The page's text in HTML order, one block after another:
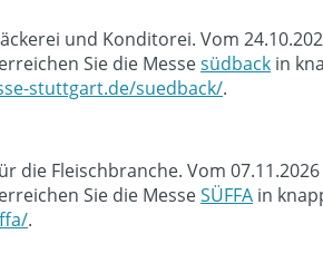
und Konditorei. Vom
Sie die Messesüdback in
stuttgart.de/suedback/.
die Fleischbranche. Vom
Sie die MesseSÜFFA in
.